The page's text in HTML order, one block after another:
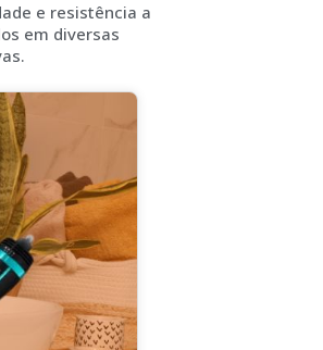
e resistência a
em diversas